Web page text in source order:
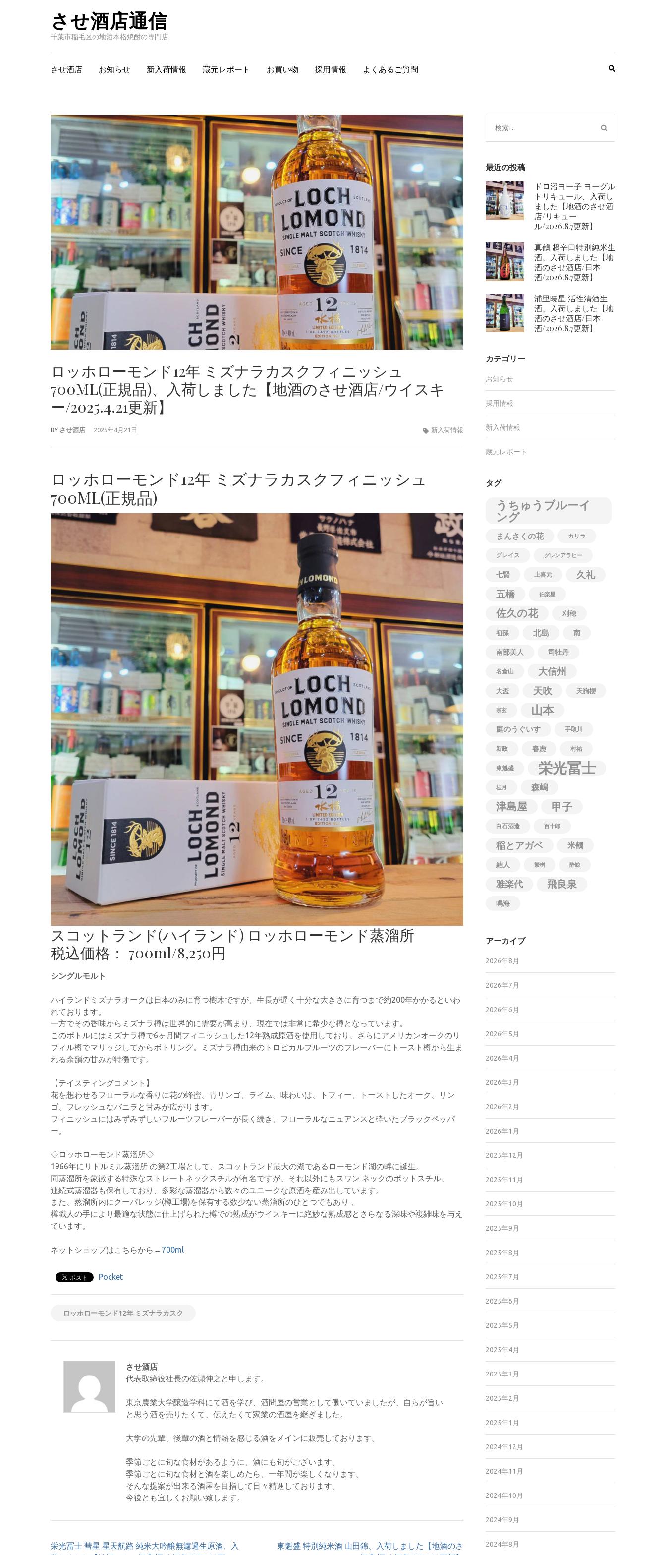
させ酒店通信
千葉市稲毛区の地酒本格焼酎の専門店
させ酒店 お知らせ 新入荷情報 蔵元レポート お買い物 採用情報 よくあるご質問
ロッホローモンド12年 ミズナラカスクフィニッシュ
700ML(正規品)、入荷しました【地酒のさせ酒店/ウイスキ
ー/2025.4.21更新】
BY させ酒店 2025年4月21日 新入荷情報
ロッホローモンド12年 ミズナラカスクフィニッシュ
700ML(正規品)
スコットランド(ハイランド) ロッホローモンド蒸溜所
税込価格： 700ml/8,250円
シングルモルト
ハイランドミズナラオークは日本のみに育つ樹木ですが、生長が遅く十分な大きさに育つまで約200年かかるといわ
れております。
一方でその香味からミズナラ樽は世界的に需要が高まり、現在では非常に希少な樽となっています。
このボトルにはミズナラ樽で6ヶ月間フィニッシュした12年熟成原酒を使用しており、さらにアメリカンオークのリ
フィル樽でマリッジしてからボトリング。ミズナラ樽由来のトロピカルフルーツのフレーバーにトースト樽から生ま
れる余韻の甘みが特徴です。
【テイスティングコメント】
花を想わせるフローラルな香りに花の蜂蜜、青リンゴ、ライム。味わいは、トフィー、トーストしたオーク、リン
ゴ、フレッシュなバニラと甘みが広がります。
フィニッシュにはみずみずしいフルーツフレーバーが長く続き、フローラルなニュアンスと砕いたブラックペッパ
ー。
◇ロッホローモンド蒸溜所◇
1966年にリトルミル蒸溜所 の第2工場として、スコットランド最大の湖であるローモンド湖の畔に誕生。
同蒸溜所を象徴する特殊なストレートネックスチルが有名ですが、それ以外にもスワン ネックのポットスチル、
連続式蒸溜器も保有しており、多彩な蒸溜器から数々のユニークな原酒を産み出しています。
また、蒸溜所内にクーパレッジ(樽工場)を保有する数少ない蒸溜所のひとつでもあり 、
樽職人の手により最適な状態に仕上げられた樽での熟成がウイスキーに絶妙な熟成感とさらなる深味や複雑味を与え
ています。
ネットショップはこちらから→ 700ml
Pocket
ロッホローモンド12年 ミズナラカスク
させ酒店
代表取締役社長の佐瀬伸之と申します。
東京農業大学醸造学科にて酒を学び、酒問屋の営業として働いていましたが、自らが旨い
と思う酒を売りたくて、伝えたくて家業の酒屋を継ぎました。
大学の先輩、後輩の酒と情熱を感じる酒をメインに販売しております。
季節ごとに旬な食材があるように、酒にも旬がございます。
季節ごとに旬な食材と酒を楽しめたら、一年間が楽しくなります。
そんな提案が出来る酒屋を目指して日々精進しております。
今後とも宜しくお願い致します。
投
栄光冨士 彗星 星天航路 純米大吟醸無濾過生原酒、入
東魁盛 特別純米酒 山田錦、入荷しました【地酒のさ
検
索:
最近の投稿
ドロ沼ヨー子 ヨーグル
トリキュール、入荷し
ました【地酒のさせ酒
店/リキュー
ル/2026.8.7更新】
真鶴 超辛口特別純米生
酒、入荷しました【地
酒のさせ酒店/日本
酒/2026.8.7更新】
浦里暁星 活性清酒生
酒、入荷しました【地
酒のさせ酒店/日本
酒/2026.8.7更新】
カテゴリー
お知らせ
採用情報
新入荷情報
蔵元レポート
タグ
うちゅうブルーイ
ング
まんさくの花 カリラ
グレイス グレンアラヒー
七賢 上喜元
久礼
五橋
伯楽星
佐久の花 刈穂
初孫 北島 南
南部美人 司牡丹
名倉山 大信州
大盃 天吹 天狗櫻
宗玄 山本
庭のうぐいす 手取川
新政 春鹿 村祐
東魁盛 栄光冨士
桂月 森嶋
津島屋 甲子
白石酒造 百十郎
稲とアガベ 米鶴
結人 繁桝 酔鯨
雅楽代 飛良泉
鳴海
アーカイブ
2026年8月
2026年7月
2026年6月
2026年5月
2026年4月
2026年3月
2026年2月
2026年1月
2025年12月
2025年11月
2025年10月
2025年9月
2025年8月
2025年7月
2025年6月
2025年5月
2025年4月
2025年3月
2025年2月
2025年1月
2024年12月
2024年11月
2024年10月
2024年9月
2024年8月